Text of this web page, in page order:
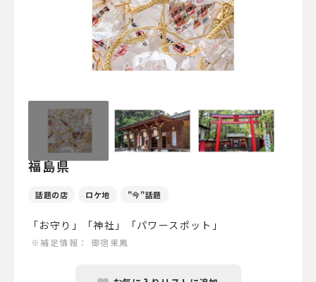
福島県
話題の店 ロケ地 "今"話題
「お守り」「神社」「パワースポット」
※補足情報： 御宿東鳳